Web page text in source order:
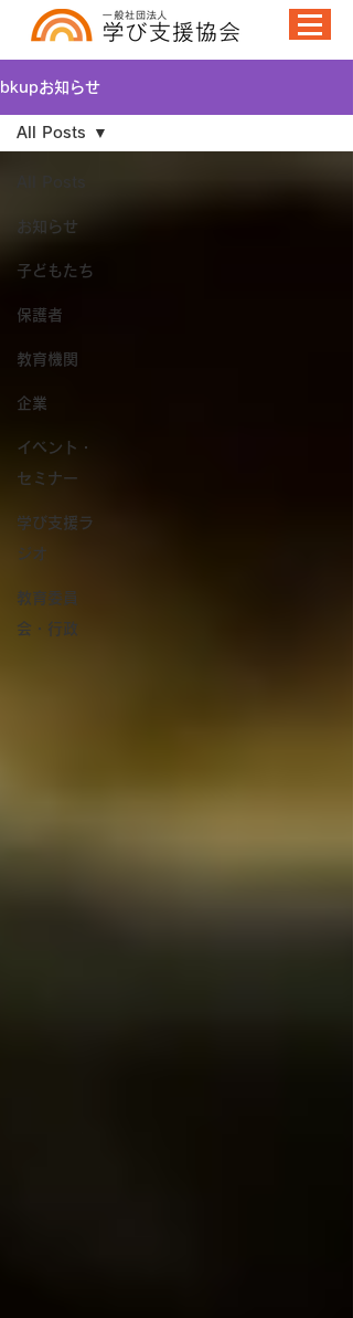
bkupお知らせ
お知らせ
子どもたち
保護者
教育機関
企業
イベント・
セミナー
学び支援ラ
ジオ
教育委員
会・行政
All Posts